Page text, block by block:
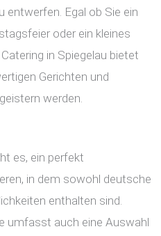
entwerfen. Egal ob Sie ein
oder ein kleines
in Spiegelau bietet
Gerichten und
werden.
es, ein perfekt
in dem sowohl deutsche
enthalten sind.
umfasst auch eine Auswahl